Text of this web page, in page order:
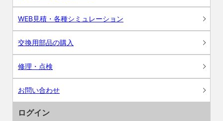
WEB見積・各種シミュレーション
交換用部品の購入
修理・点検
お問い合わせ
ログイン